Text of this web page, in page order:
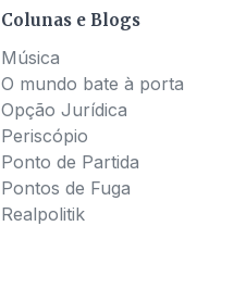
Colunas e Blogs
Música
O mundo bate à porta
Opção Jurídica
Periscópio
Ponto de Partida
Pontos de Fuga
Realpolitik